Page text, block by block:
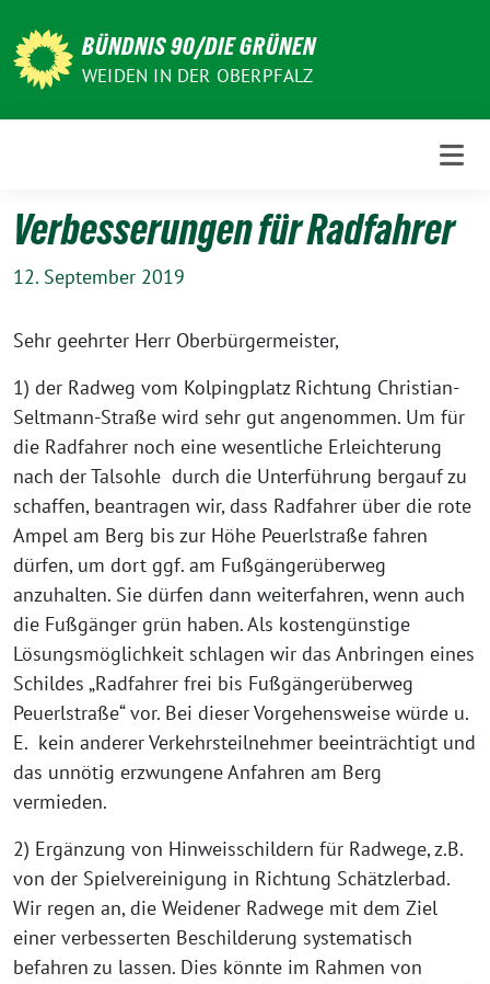
zum
Inhalt
BÜNDNIS 90/DIE GRÜNEN
WEIDEN IN DER OBERPFALZ
Verbesserungen für Radfahrer
12. September 2019
Sehr geehrter Herr Oberbürgermeister,
1) der Radweg vom Kolpingplatz Richtung Christian-
Seltmann-Straße wird sehr gut angenommen. Um für
die Radfahrer noch eine wesentliche Erleichterung
nach der Talsohle durch die Unterführung bergauf zu
schaffen, beantragen wir, dass Radfahrer über die rote
Ampel am Berg bis zur Höhe Peuerlstraße fahren
dürfen, um dort ggf. am Fußgängerüberweg
anzuhalten. Sie dürfen dann weiterfahren, wenn auch
die Fußgänger grün haben. Als kostengünstige
Lösungsmöglichkeit schlagen wir das Anbringen eines
Schildes „Radfahrer frei bis Fußgängerüberweg
Peuerlstraße“ vor. Bei dieser Vorgehensweise würde u.
E. kein anderer Verkehrsteilnehmer beeinträchtigt und
das unnötig erzwungene Anfahren am Berg
vermieden.
2) Ergänzung von Hinweisschildern für Radwege, z.B.
von der Spielvereinigung in Richtung Schätzlerbad.
Wir regen an, die Weidener Radwege mit dem Ziel
einer verbesserten Beschilderung systematisch
befahren zu lassen. Dies könnte im Rahmen von